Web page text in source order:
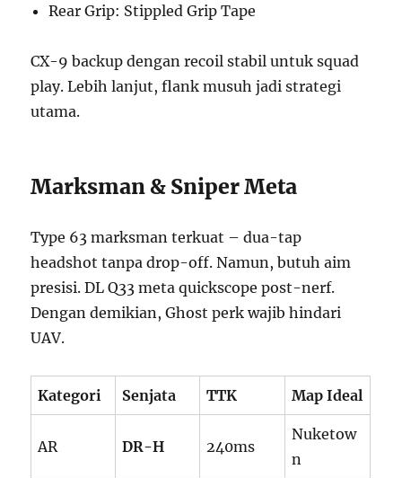
Rear Grip: Stippled Grip Tape
CX-9 backup dengan recoil stabil untuk squad
play. Lebih lanjut, flank musuh jadi strategi
utama.
Marksman & Sniper Meta
Type 63 marksman terkuat – dua-tap
headshot tanpa drop-off. Namun, butuh aim
presisi. DL Q33 meta quickscope post-nerf.
Dengan demikian, Ghost perk wajib hindari
UAV.
Kategori Senjata TTK Map Ideal
AR DR-H 240ms
Nuketow
n